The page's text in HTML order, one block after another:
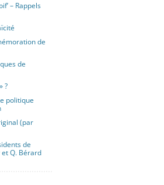
– Rappels
de
de
?
politique
(par
de
et Q. Bérard